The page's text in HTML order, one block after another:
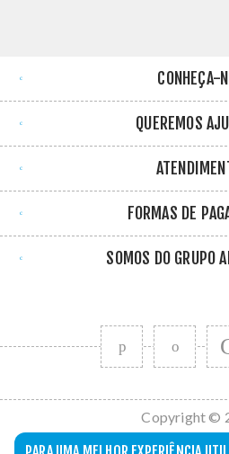
CONHEÇA-
QUEREMOS
FORMAS DE
SOMOS DO GRUPO
Copyright ©
All Nations.